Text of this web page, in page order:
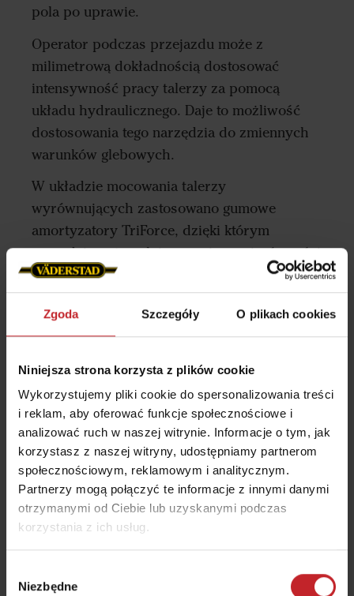
Zgoda Szczegóły O plikach cookies
Niniejsza strona korzysta z plików cookie
Wykorzystujemy pliki cookie do spersonalizowania treści
i reklam, aby oferować funkcje społecznościowe i
analizować ruch w naszej witrynie. Informacje o tym, jak
korzystasz z naszej witryny, udostępniamy partnerom
społecznościowym, reklamowym i analitycznym.
Partnerzy mogą połączyć te informacje z innymi danymi
otrzymanymi od Ciebie lub uzyskanymi podczas
korzystania z ich usług.
zgody
Niezbędne
pola po uprawie.
Operator podczas przejazdu może z
milimetrową dokładnością dostosować
intensywność pracy talerzy za pomocą
układu hydraulicznego. Daje to możliwość
dostosowania tego narzędzia do zmiennych
warunków glebowych.
W układzie mocowania talerzy
wyrównujących zastosowano gumowe
amortyzatory TriForce, dzięki którym
narzędzia optymalnie reagują na nierówności
podłoża.
Możliwość doczepienia wału
Swift można wyposażyć w dyszel tylni, do
którego łatwo doczepia się wał Rollex albo
wyrównać pole i rozbić twarde bryły.